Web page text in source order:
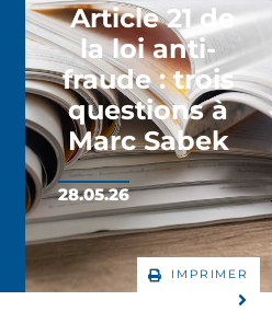
Article 21 de
la loi anti-
fraude : trois
questions à
Marc Sabek
IMPRIMER
28.05.26